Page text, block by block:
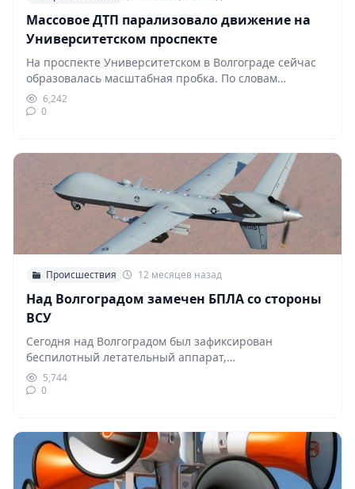
Массовое ДТП парализовало движение на
Университетском проспекте
На проспекте Университетском в Волгограде сейчас
образовалась масштабная пробка. По словам
очевидцев, движение парализовано из-за…
6,242
0
Происшествия 12 месяцев назад
Над Волгоградом замечен БПЛА со стороны
ВСУ
Сегодня над Волгоградом был зафиксирован
беспилотный летательный аппарат,
предположительно принадлежащий ВСУ. По данным
очевидцев, дрон…
5,744
0